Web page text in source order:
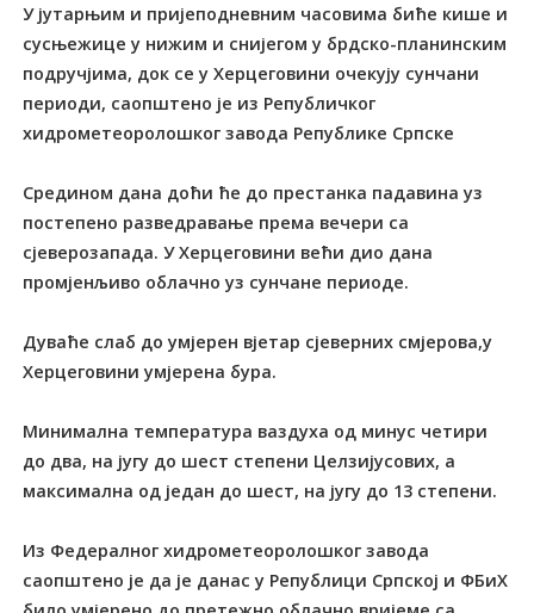
У јутарњим и пријеподневним часовима биће кише и
сусњежице у нижим и снијегом у брдско-планинским
подручјима, док се у Херцеговини очекују сунчани
периоди, саопштено је из Републичког
хидрометеоролошког завода Републике Српске
Средином дана доћи ће до престанка падавина уз
постепено разведравање према вечери са
сјеверозапада. У Херцеговини већи дио дана
промјенљиво облачно уз сунчане периоде.
Дуваће слаб до умјерен вјетар сјеверних смјерова,у
Херцеговини умјерена бура.
Минимална температура ваздуха од минус четири
до два, на југу до шест степени Целзијусових, а
максимална од један до шест, на југу до 13 степени.
Из Федералног хидрометеоролошког завода
саопштено је да је данас у Републици Српској и ФБиХ